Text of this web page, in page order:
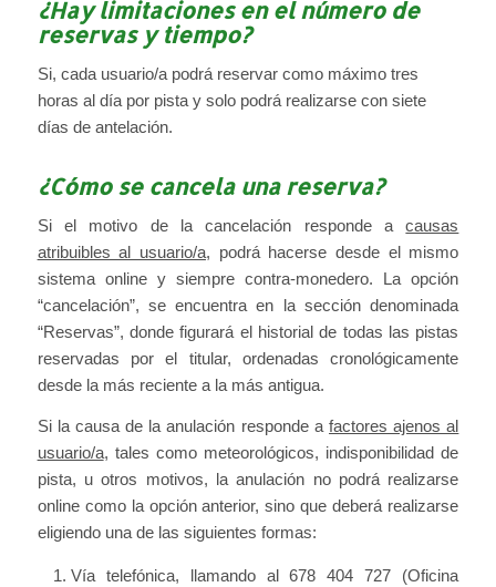
¿Hay limitaciones en el número de
reservas y tiempo?
Si, cada usuario/a podrá reservar como máximo tres
horas al día por pista y solo podrá realizarse con siete
días de antelación.
¿Cómo se cancela una reserva?
Si el motivo de la cancelación responde acausas
atribuibles al usuario/a, podrá hacerse desde el mismo
sistema online y siempre contra-monedero. La opción
“cancelación”, se encuentra en la sección denominada
“Reservas”, donde figurará el historial de todas las pistas
reservadas por el titular, ordenadas cronológicamente
desde la más reciente a la más antigua.
Si la causa de la anulación responde afactores ajenos al
usuario/a, tales como meteorológicos, indisponibilidad de
pista, u otros motivos, la anulación no podrá realizarse
online como la opción anterior, sino que deberá realizarse
eligiendo una de las siguientes formas:
Vía telefónica, llamando al 678 404 727 (Oficina